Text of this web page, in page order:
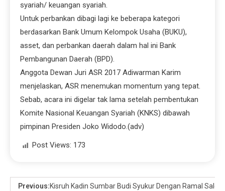
syariah/ keuangan syariah.
Untuk perbankan dibagi lagi ke beberapa kategori
berdasarkan Bank Umum Kelompok Usaha (BUKU),
asset, dan perbankan daerah dalam hal ini Bank
Pembangunan Daerah (BPD).
Anggota Dewan Juri ASR 2017 Adiwarman Karim
menjelaskan, ASR menemukan momentum yang tepat.
Sebab, acara ini digelar tak lama setelah pembentukan
Komite Nasional Keuangan Syariah (KNKS) dibawah
pimpinan Presiden Joko Widodo.(adv)
Post Views: 173
Previous:Kisruh Kadin Sumbar Budi Syukur Dengan Ramal